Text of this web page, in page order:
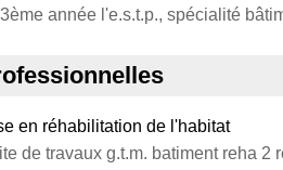
année l'e.s.t.p., spécialité
en réhabilitation de l'habitat
de travaux g.t.m. batiment reha 2